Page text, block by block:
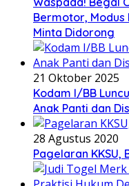
Bermotor, Modus
Minta Didorong
21 Oktober 2025
Kodam I/BB
Anak Panti dan
28 Agustus 2020
Pagelaran KKSU,